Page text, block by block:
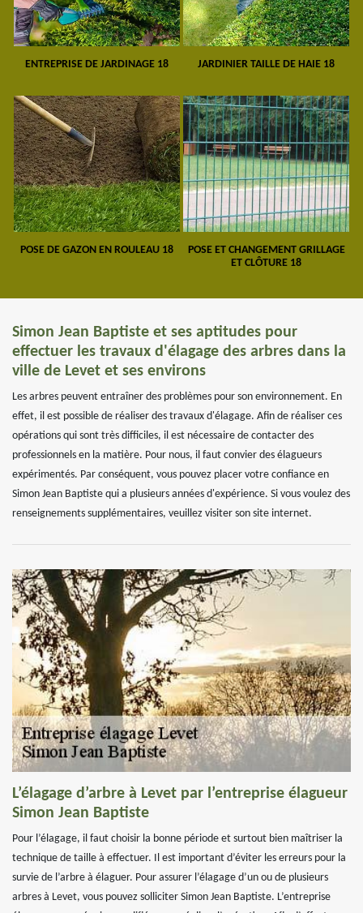
ENTREPRISE DE JARDINAGE 18 JARDINIER TAILLE DE HAIE 18
POSE DE GAZON EN ROULEAU 18
POSE ET CHANGEMENT GRILLAGE
ET CLÔTURE 18
Simon Jean Baptiste et ses aptitudes pour
effectuer les travaux d'élagage des arbres dans la
ville de Levet et ses environs
Les arbres peuvent entraîner des problèmes pour son environnement. En
effet, il est possible de réaliser des travaux d'élagage. Afin de réaliser ces
opérations qui sont très difficiles, il est nécessaire de contacter des
professionnels en la matière. Pour nous, il faut convier des élagueurs
expérimentés. Par conséquent, vous pouvez placer votre confiance en
Simon Jean Baptiste qui a plusieurs années d'expérience. Si vous voulez des
renseignements supplémentaires, veuillez visiter son site internet.
L’élagage d’arbre à Levet par l’entreprise élagueur
Simon Jean Baptiste
Pour l’élagage, il faut choisir la bonne période et surtout bien maîtriser la
technique de taille à effectuer. Il est important d’éviter les erreurs pour la
survie de l’arbre à élaguer. Pour assurer l’élagage d’un ou de plusieurs
arbres à Levet, vous pouvez solliciter Simon Jean Baptiste. L’entreprise